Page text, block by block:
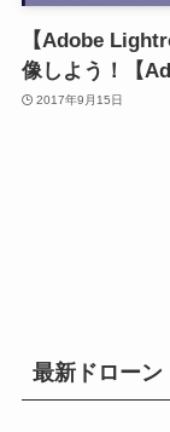
【Adobe
像しよう！【
2017年9月15日
最新ドローン